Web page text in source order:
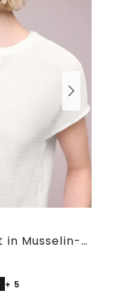
Blusenshirt in Musselin-Qualität
+ 5